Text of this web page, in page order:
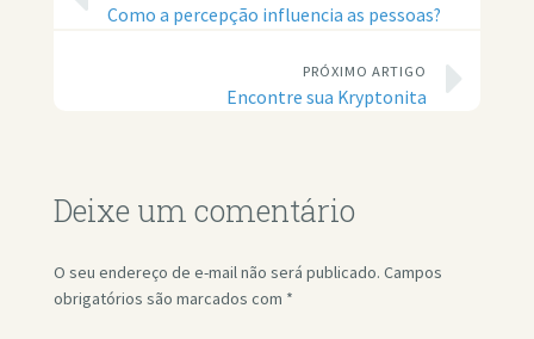
Como a percepção influencia as pessoas?
PRÓXIMO ARTIGO
Encontre sua Kryptonita
Deixe um comentário
O seu endereço de e-mail não será publicado. Campos
obrigatórios são marcados com *